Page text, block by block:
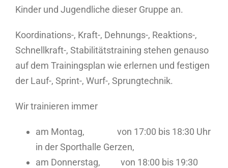
Kinder und Jugendliche dieser Gruppe an.
Koordinations-, Kraft-, Dehnungs-, Reaktions-,
Schnellkraft-, Stabilitätstraining stehen genauso
auf dem Trainingsplan wie erlernen und festigen
der Lauf-, Sprint-, Wurf-, Sprungtechnik.
Wir trainieren immer
am Montag, von 17:00 bis 18:30 Uhr
in der Sporthalle Gerzen,
am Donnerstag, von 18:00 bis 19:30